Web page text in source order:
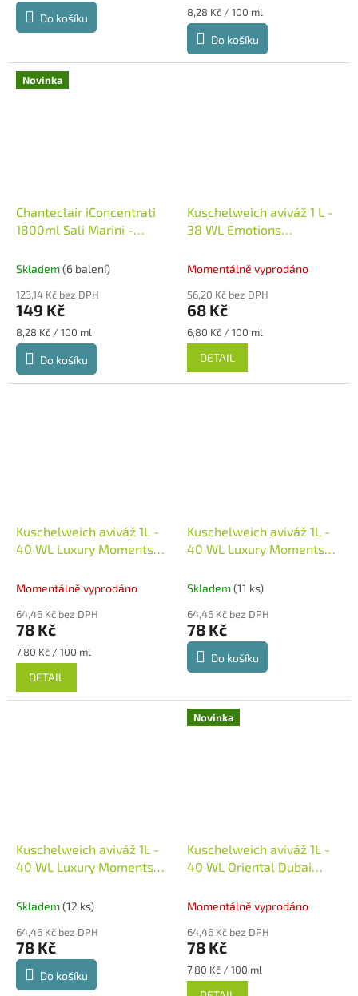
Do košíku
Měrná
cena:
8,28 Kč / 100 ml
Do košíku
Novinka
Chanteclair iConcentrati
1800ml Sali Marini -
Itálie
Skladem(6 balení)
123,14 Kč bez DPH
149 Kč
Měrná
cena:
8,28 Kč / 100 ml
Do košíku
Kuschelweich aviváž 1 L -
38 WL Emotions
Německo
Momentálně vyprodáno
56,20 Kč bez DPH
68 Kč
Měrná
cena:
6,80 Kč / 100 ml
DETAIL
Kuschelweich aviváž 1L -
40 WL Luxury Moments
Momentálně vyprodáno
64,46 Kč bez DPH
78 Kč
Měrná
cena:
7,80 Kč / 100 ml
DETAIL
Kuschelweich aviváž 1L -
40 WL Luxury Moments
Neměcko
Skladem(11 ks)
64,46 Kč bez DPH
78 Kč
Do košíku
Kuschelweich aviváž 1L -
40 WL Luxury Moments
Neměcko
Skladem(12 ks)
64,46 Kč bez DPH
78 Kč
Do košíku
Novinka
Kuschelweich aviváž 1L -
40 WL Oriental Dubai
Momentálně vyprodáno
64,46 Kč bez DPH
78 Kč
Měrná
cena:
7,80 Kč / 100 ml